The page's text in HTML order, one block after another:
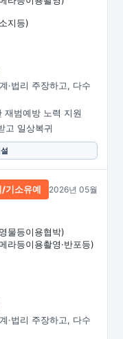
지등)
·법리 주장하고, 다수
재범예방 노력 지원
고 일상복귀
물등이용협박)
라등이용촬영·반포등)
기소유예 2026년 05월
·법리 주장하고, 다수